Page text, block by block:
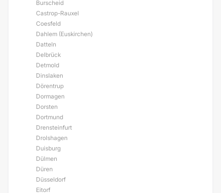
Burscheid
Castrop-Rauxel
Coesfeld
Dahlem (Euskirchen)
Datteln
Delbrück
Detmold
Dinslaken
Dörentrup
Dormagen
Dorsten
Dortmund
Drensteinfurt
Drolshagen
Duisburg
Dülmen
Düren
Düsseldorf
Eitorf